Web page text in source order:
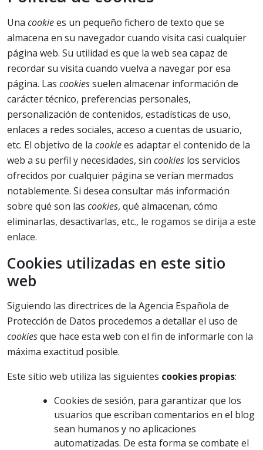
Una cookiees un pequeño fichero de texto que se
almacena en su navegador cuando visita casi cualquier
página web. Su utilidad es que la web sea capaz de
recordar su visita cuando vuelva a navegar por esa
página. Las cookiessuelen almacenar información de
carácter técnico, preferencias personales,
personalización de contenidos, estadísticas de uso,
enlaces a redes sociales, acceso a cuentas de usuario,
etc. El objetivo de la cookiees adaptar el contenido de la
web a su perfil y necesidades, sin cookies los servicios
ofrecidos por cualquier página se verían mermados
notablemente. Si desea consultar más información
sobre qué son las cookies, qué almacenan, cómo
eliminarlas, desactivarlas, etc., le rogamos se dirija a este
enlace.
Cookies utilizadas en este sitio
web
Siguiendo las directrices de la Agencia Española de
Protección de Datos procedemos a detallar el uso de
cookiesque hace esta web con el fin de informarle con la
máxima exactitud posible.
Este sitio web utiliza las siguientes cookies propias:
Cookies de sesión, para garantizar que los
usuarios que escriban comentarios en el blog
sean humanos y no aplicaciones
automatizadas. De esta forma se combate el